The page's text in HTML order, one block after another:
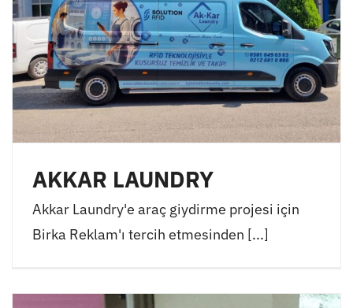
AKKAR LAUNDRY
Akkar Laundry'e araç giydirme projesi için
Birka Reklam'ı tercih etmesinden [...]